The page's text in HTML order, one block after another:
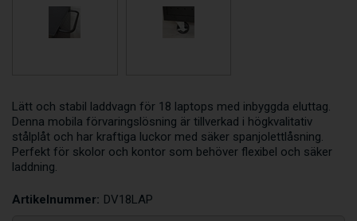
Lätt och stabil laddvagn för 18 laptops med inbyggda eluttag.
Denna mobila förvaringslösning är tillverkad i högkvalitativ
stålplåt och har kraftiga luckor med säker spanjolettlåsning.
Perfekt för skolor och kontor som behöver flexibel och säker
laddning.
Artikelnummer: DV18LAP